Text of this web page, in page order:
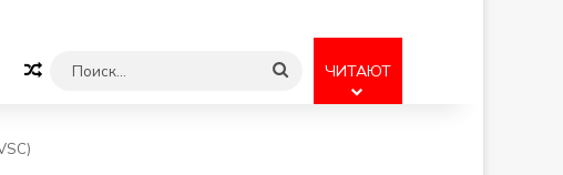
Случайная статья Поиск...ЧИТАЮТ